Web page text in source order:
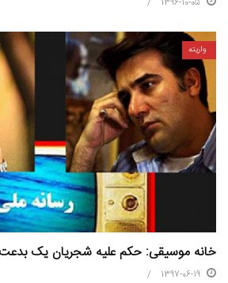
1396-10-05
واریته
خانه موسیقی: حکم علیه شجریان یک
1397-06-19